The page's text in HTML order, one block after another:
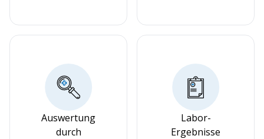
Auswertung
durch
Labor-
Ergebnisse